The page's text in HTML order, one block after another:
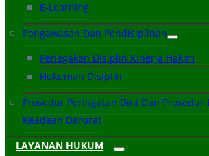
E-Learning
Pengawasan Dan Pendisiplinan
Penegakan Disiplin Kinerja Hakim
Hukuman Disiplin
Prosedur Peringatan Dini Dan Prosedur
Keadaan Darurat
LAYANAN HUKUM